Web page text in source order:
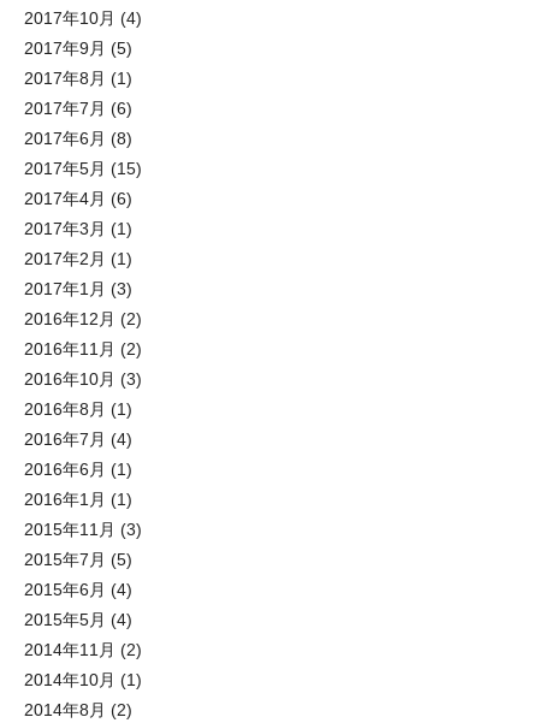
2017年10月 (4)
2017年9月 (5)
2017年8月 (1)
2017年7月 (6)
2017年6月 (8)
2017年5月 (15)
2017年4月 (6)
2017年3月 (1)
2017年2月 (1)
2017年1月 (3)
2016年12月 (2)
2016年11月 (2)
2016年10月 (3)
2016年8月 (1)
2016年7月 (4)
2016年6月 (1)
2016年1月 (1)
2015年11月 (3)
2015年7月 (5)
2015年6月 (4)
2015年5月 (4)
2014年11月 (2)
2014年10月 (1)
2014年8月 (2)